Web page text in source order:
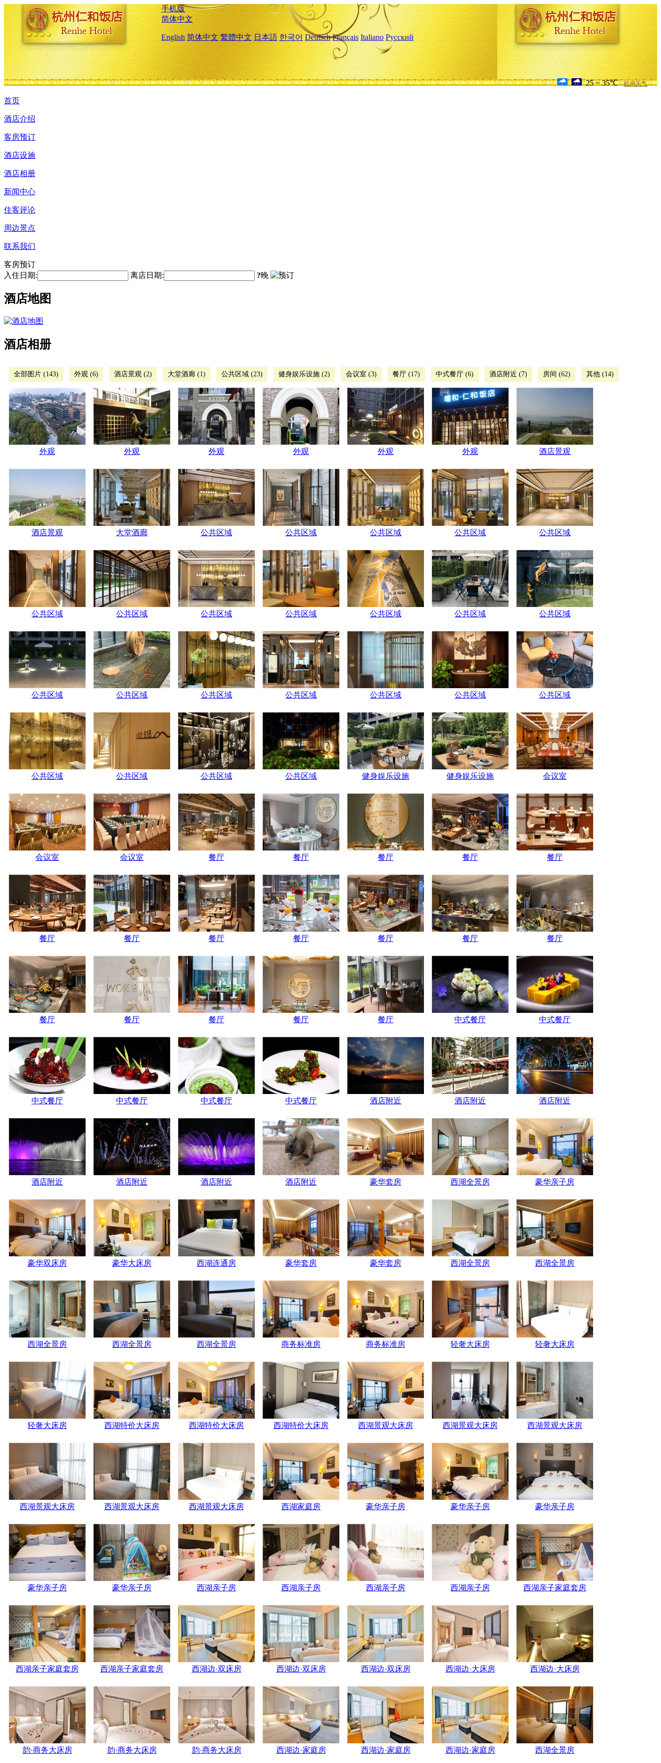
手机版
简体中文
English 简体中文 繁體中文 日本語 한국어 Deutsch Français Italiano Русский
25 ~ 35℃ 杭州天气
首页
酒店介绍
客房预订
酒店设施
酒店相册
新闻中心
住客评论
周边景点
联系我们
客房预订
入住日期:
离店日期: ?晚
酒店地图
酒店相册
全部图片 (143) 外观 (6) 酒店景观 (2) 大堂酒廊 (1) 公共区域 (23) 健身娱乐设施 (2) 会议室 (3) 餐厅 (17) 中式餐厅 (6) 酒店附近 (7) 房间 (62) 其他 (14)
外观 外观 外观 外观 外观 外观 酒店景观
酒店景观 大堂酒廊 公共区域 公共区域 公共区域 公共区域 公共区域
公共区域 公共区域 公共区域 公共区域 公共区域 公共区域 公共区域
公共区域 公共区域 公共区域 公共区域 公共区域 公共区域 公共区域
公共区域 公共区域 公共区域 公共区域 健身娱乐设施 健身娱乐设施 会议室
会议室 会议室 餐厅 餐厅 餐厅 餐厅 餐厅
餐厅 餐厅 餐厅 餐厅 餐厅 餐厅 餐厅
餐厅 餐厅 餐厅 餐厅 餐厅 中式餐厅 中式餐厅
中式餐厅 中式餐厅 中式餐厅 中式餐厅 酒店附近 酒店附近 酒店附近
酒店附近 酒店附近 酒店附近 酒店附近 豪华套房 西湖全景房 豪华亲子房
豪华双床房 豪华大床房 西湖连通房 豪华套房 豪华套房 西湖全景房 西湖全景房
西湖全景房 西湖全景房 西湖全景房 商务标准房 商务标准房 轻奢大床房 轻奢大床房
轻奢大床房 西湖特价大床房 西湖特价大床房 西湖特价大床房 西湖景观大床房 西湖景观大床房 西湖景观大床房
西湖景观大床房 西湖景观大床房 西湖景观大床房 西湖家庭房 豪华亲子房 豪华亲子房 豪华亲子房
豪华亲子房 豪华亲子房 西湖亲子房 西湖亲子房 西湖亲子房 西湖亲子房 西湖亲子家庭套房
西湖亲子家庭套房 西湖亲子家庭套房 西湖边·双床房 西湖边·双床房 西湖边·双床房 西湖边·大床房 西湖边·大床房
韵·商务大床房 韵·商务大床房 韵·商务大床房 西湖边·家庭房 西湖边·家庭房 西湖边·家庭房 西湖全景房